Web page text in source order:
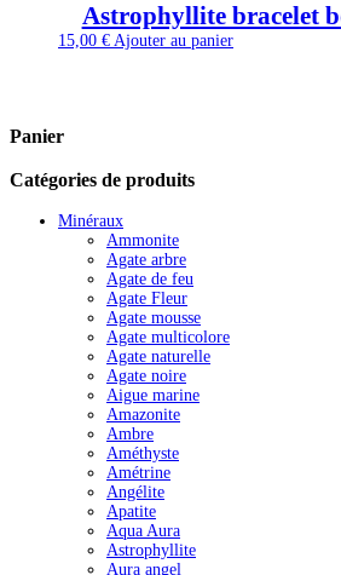
Astrophyllite bracelet
15,00 € Ajouter au panier
Panier
Catégories de produits
Minéraux
Ammonite
Agate arbre
Agate de feu
Agate Fleur
Agate mousse
Agate multicolore
Agate naturelle
Agate noire
Aigue marine
Amazonite
Ambre
Améthyste
Amétrine
Angélite
Apatite
Aqua Aura
Astrophyllite
Aura angel